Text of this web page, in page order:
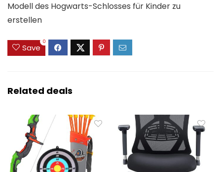
Modell des Hogwarts-Schlosses für Kinder zu
erstellen
Save
0
Related deals